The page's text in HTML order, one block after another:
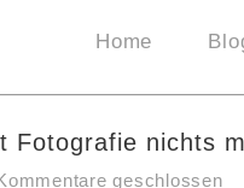
Home
Fotografie nichts
geschlossen